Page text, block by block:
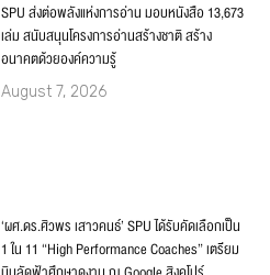
SPU ส่งต่อพลังแห่งการอ่าน มอบหนังสือ 13,673
เล่ม สนับสนุนโครงการอ่านสร้างชาติ สร้าง
อนาคตด้วยองค์ความรู้
August 7, 2026
‘ผศ.ดร.ศิวพร เสาวคนธ์’ SPU ได้รับคัดเลือกเป็น
1 ใน 11 “High Performance Coaches” เตรียม